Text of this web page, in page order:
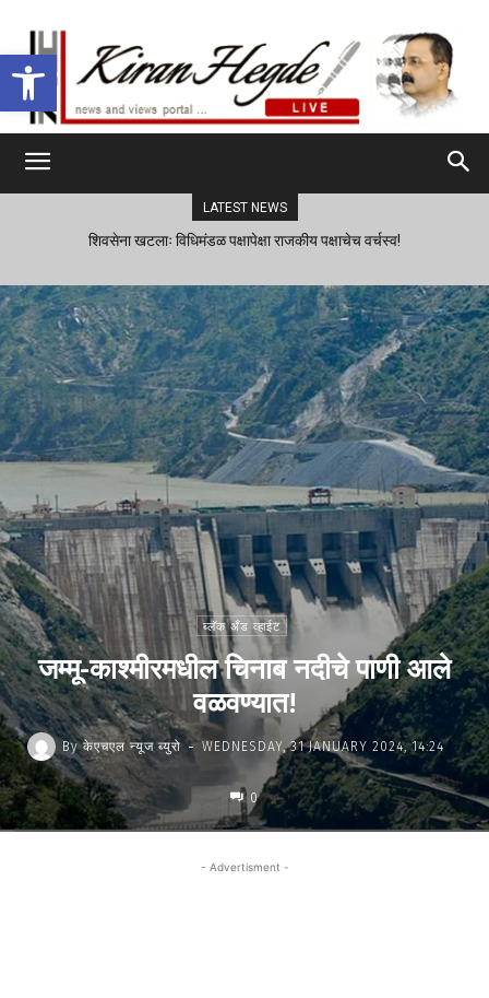
Open toolbar
LATEST NEWS
शिवसेना खटलाः विधिमंडळ पक्षापेक्षा राजकीय पक्षाचेच वर्चस्व!
ब्लॅक अँड व्हाईट
जम्मू-काश्मीरमधील चिनाब नदीचे पाणी आले
वळवण्यात!
By केएचएल न्यूज ब्युरो - WEDNESDAY, 31 JANUARY 2024, 14:24
0
- Advertisment -